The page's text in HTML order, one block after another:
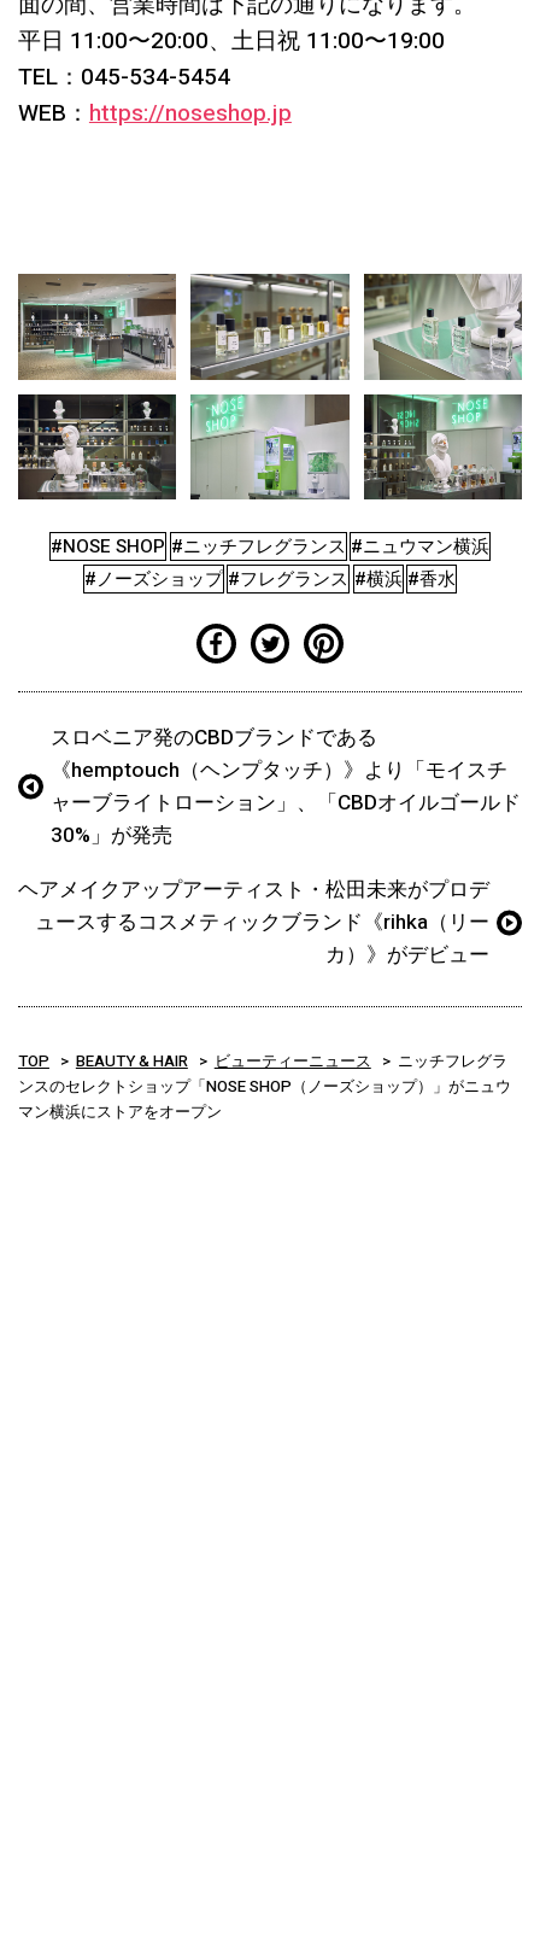
平日 11:00〜20:00、土日祝 11:00〜19:00
TEL：045-534-5454
WEB： https://noseshop.jp
#NOSE SHOP #ニッチフレグランス #ニュウマン横浜
#ノーズショップ #フレグランス #横浜 #香水
スロベニア発のCBDブランドである
《hemptouch（ヘンプタッチ）》より「モイスチ
ャーブライトローション」、「CBDオイルゴールド
30%」が発売
ヘアメイクアップアーティスト・松田未来がプロデ
ュースするコスメティックブランド《rihka（リー
カ）》がデビュー
TOP BEAUTY & HAIR ビューティーニュース
ニッチフレグラ
ンスのセレクトショップ「NOSE SHOP（ノーズショップ）」がニュウ
マン横浜にストアをオープン